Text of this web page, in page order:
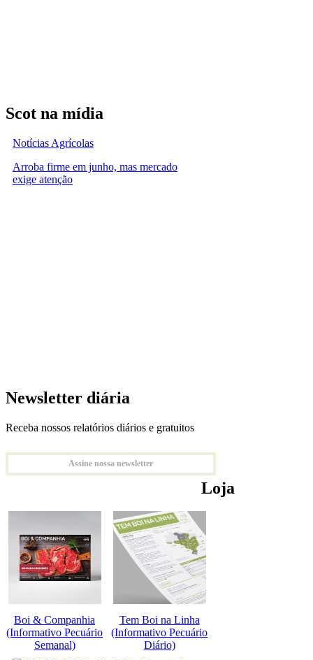
Scot na mídia
Notícias Agrícolas
Arroba firme em junho, mas mercado
exige atenção
Newsletter diária
Receba nossos relatórios diários e gratuitos
Assine nossa newsletter
Loja
Boi & Companhia
(Informativo Pecuário
Semanal)
Tem Boi na Linha
(Informativo Pecuário
Diário)